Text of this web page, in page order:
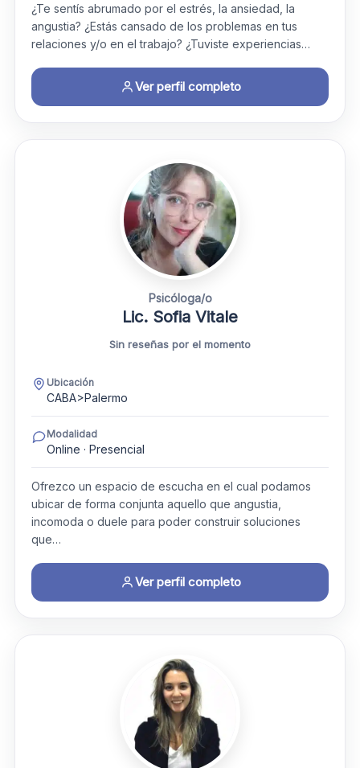
¿Te sentís abrumado por el estrés, la ansiedad, la
angustia? ¿Estás cansado de los problemas en tus
relaciones y/o en el trabajo? ¿Tuviste experiencias…
Ver perfil completo
Psicóloga/o
Lic. Sofia Vitale
Sin reseñas por el momento
Ubicación
CABA>Palermo
Modalidad
Online · Presencial
Ofrezco un espacio de escucha en el cual podamos
ubicar de forma conjunta aquello que angustia,
incomoda o duele para poder construir soluciones
que…
Ver perfil completo